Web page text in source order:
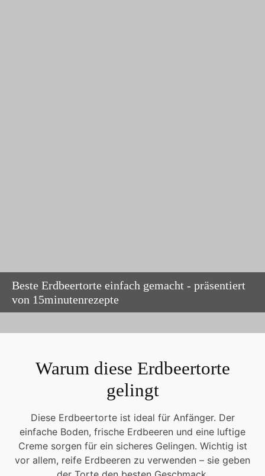
Beste Erdbeertorte einfach gemacht - präsentiert
von 15minutenrezepte
Warum diese Erdbeertorte
gelingt
Diese Erdbeertorte ist ideal für Anfänger. Der
einfache Boden, frische Erdbeeren und eine luftige
Creme sorgen für ein sicheres Gelingen. Wichtig ist
vor allem, reife Erdbeeren zu verwenden – sie geben